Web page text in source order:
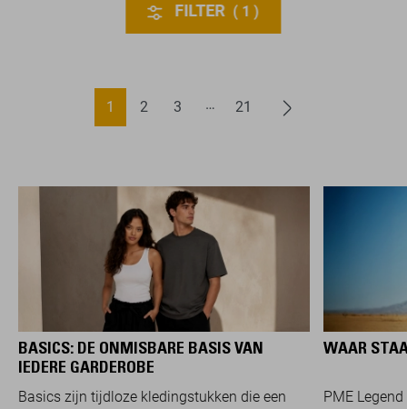
FILTER 1
1 2 3 21
BASICS: DE ONMISBARE BASIS VAN
IEDERE GARDEROBE
Basics zijn tijdloze kledingstukken die een
WAAR
PME